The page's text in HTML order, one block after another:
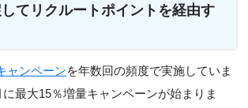
てリクルートポイントを経由す
ャンペーンを年数回の頻度で実施していま
最大15％増量キャンペーンが始まりま